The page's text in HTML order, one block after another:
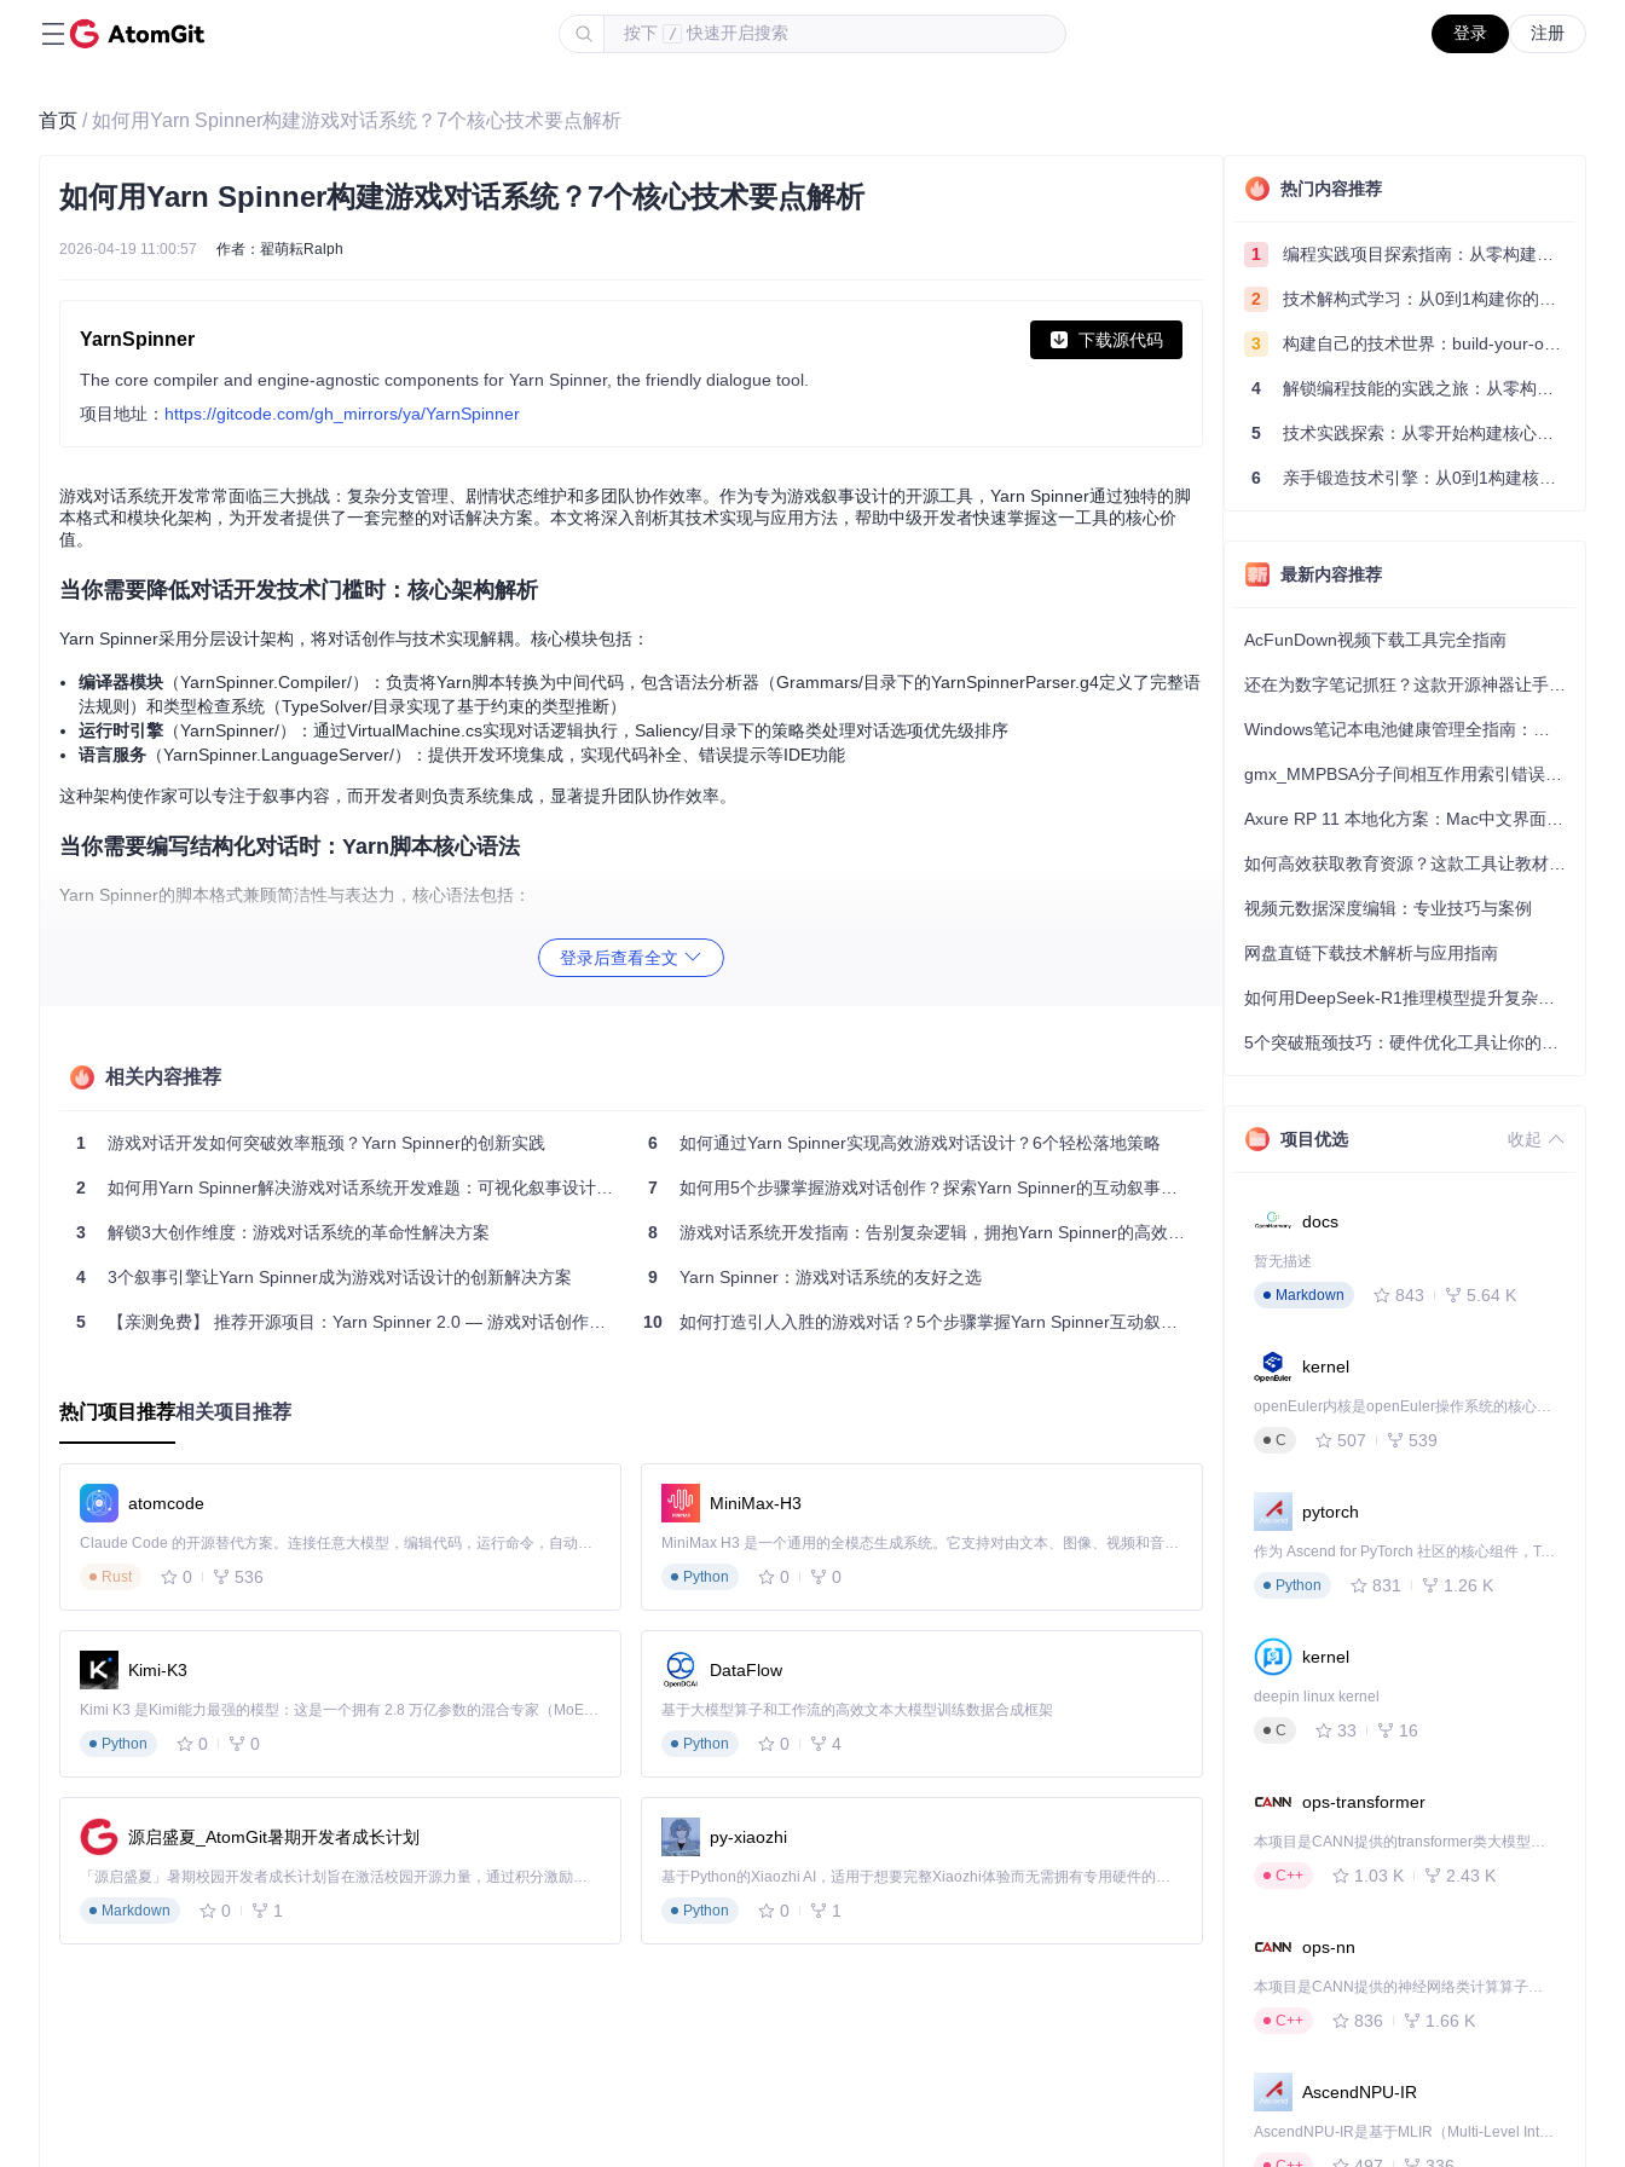
按下 / 快速开启搜索 登录 注册
首页 / 如何用Yarn Spinner构建游戏对话系统？7个核心技术要点解析
如何用Yarn Spinner构建游戏对话系统？7个核心技术要点解析
2026-04-19 11:00:57 作者：翟萌耘Ralph
YarnSpinner 下载源代码
The core compiler and engine-agnostic components for Yarn Spinner, the friendly dialogue tool.
项目地址： https://gitcode.com/gh_mirrors/ya/YarnSpinner
游戏对话系统开发常常面临三大挑战：复杂分支管理、剧情状态维护和多团队协作效率。作为专为游戏叙事设计的开源工具，Yarn Spinner通过独特的脚
本格式和模块化架构，为开发者提供了一套完整的对话解决方案。本文将深入剖析其技术实现与应用方法，帮助中级开发者快速掌握这一工具的核心价
值。
当你需要降低对话开发技术门槛时：核心架构解析
Yarn Spinner采用分层设计架构，将对话创作与技术实现解耦。核心模块包括：
编译器模块 （YarnSpinner.Compiler/）：负责将Yarn脚本转换为中间代码，包含语法分析器（Grammars/目录下的YarnSpinnerParser.g4定义了完整语
法规则）和类型检查系统（TypeSolver/目录实现了基于约束的类型推断）
运行时引擎 （YarnSpinner/）：通过VirtualMachine.cs实现对话逻辑执行，Saliency/目录下的策略类处理对话选项优先级排序
语言服务 （YarnSpinner.LanguageServer/）：提供开发环境集成，实现代码补全、错误提示等IDE功能
这种架构使作家可以专注于叙事内容，而开发者则负责系统集成，显著提升团队协作效率。
当你需要编写结构化对话时：Yarn脚本核心语法
Yarn Spinner的脚本格式兼顾简洁性与表达力，核心语法包括：
-> 退出游戏
// 条件分支示例
---
{playerName}, 你准备好开始旅程了吗？
  你的剑闪闪发光，看来已经做好准备。
  你最好先找件武器。
脚本通过title定义对话节点，使用->标记选项分支，通过<<if>>等指令实现条件逻辑。这种结构化格式使复杂对话树变得可视化，便于维护。
当你需要处理动态对话内容时：变量系统与类型检查
自动类型推断与检查
变量作用域管理
游戏状态持久化
表达式求值
编译器会在编译阶段（通过TypeCheckerListener.cs）捕获类型错误，避免运行时异常。例如，当尝试将字符串与数字相加时，会触发明确的编译错误。
当你需要实现复杂对话流程时：高级特性应用
针对复杂叙事需求，Yarn Spinner提供多种高级功能：
节点组与跳转系统
登录后查看全文
相关内容推荐
1 游戏对话开发如何突破效率瓶颈？Yarn Spinner的创新实践
2 如何用Yarn Spinner解决游戏对话系统开发难题：可视化叙事设计指南
3 解锁3大创作维度：游戏对话系统的革命性解决方案
4 3个叙事引擎让Yarn Spinner成为游戏对话设计的创新解决方案
5 【亲测免费】 推荐开源项目：Yarn Spinner 2.0 — 游戏对话创作的友好工具
6 如何通过Yarn Spinner实现高效游戏对话设计？6个轻松落地策略
7 如何用5个步骤掌握游戏对话创作？探索Yarn Spinner的互动叙事魔力
8 游戏对话系统开发指南：告别复杂逻辑，拥抱Yarn Spinner的高效解决方案
9 Yarn Spinner：游戏对话系统的友好之选
10 如何打造引人入胜的游戏对话？5个步骤掌握Yarn Spinner互动叙事工具
热门项目推荐相关项目推荐
atomcode
Claude Code 的开源替代方案。连接任意大模型，编辑代码，运行命令，自动验证 — 全自动执行。用 Rust 构建，极致性能。 ｜ An open-source alternative to Claude Code. Connect any LLM, edit code, run commands, and verify changes — autonomously. Built in Rust for speed. Get Started
Rust
0 536
MiniMax-H3
MiniMax H3 是一个通用的全模态生成系统。它支持对由文本、图像、视频和音频组成的多模态上下文进行统一理解，并能生成分辨率高达 2K、时长可达 15 秒的带原生立体声音频的视频。得益于面向任务泛化的系统设计，H3 在预训练阶段就已具备广泛的多模态上下文理解与生成能力，能够出色地执行复杂的多模态指令。
Python
0 0
Kimi-K3
Kimi K3 是Kimi能力最强的模型：这是一个拥有 2.8 万亿参数的混合专家（MoE）模型，具备原生视觉理解能力，并支持 100 万 token 的上下文窗口。
Python
0 0
DataFlow
基于大模型算子和工作流的高效文本大模型训练数据合成框架
Python
0 4
源启盛夏_AtomGit暑期开发者成长计划
「源启盛夏」暑期校园开发者成长计划旨在激活校园开源力量，通过积分激励、认证扶持、资源倾斜等形式，引导高校组织和开发者完成「入驻 — 建项目 — 做贡献 — 获认证 — 得资源」的完整闭环。无论你是想带领社团入驻平台的组织者，还是希望用代码贡献证明自己的开发者，都能在这里找到属于你的成长路径。
Markdown
0 1
py-xiaozhi
基于Python的Xiaozhi AI，适用于想要完整Xiaozhi体验而无需拥有专用硬件的用户。
Python
0 1
热门内容推荐
1 编程实践项目探索指南：从零构建技术能力体系
2 技术解构式学习：从0到1构建你的编程知识体系
3 构建自己的技术世界：build-your-own-x项目的实践探索指南
4 解锁编程技能的实践之旅：从零构建你的技术世界
5 技术实践探索：从零开始构建核心系统的实践指南
6 亲手锻造技术引擎：从0到1构建核心系统的实践指南
最新内容推荐
AcFunDown视频下载工具完全指南
视频元数据深度编辑：专业技巧与案例
网盘直链下载技术解析与应用指南
项目优选 收起
docs
暂无描述
Markdown
843 5.64 K
kernel
openEuler内核是openEuler操作系统的核心，既是系统性能与稳定性的基石，也是连接处理器、设备与服务的桥梁。
C
507 539
pytorch
作为 Ascend for PyTorch 社区的核心组件，TorchNPU 是昇腾专为 PyTorch 打造的深度学习适配插件，使 PyTorch 框架能够直接调用昇腾 NPU，为开发者提供昇腾 AI 处理器的超强算力。
Python
831 1.26 K
kernel
deepin linux kernel
C
33 16
ops-transformer
本项目是CANN提供的transformer类大模型算子库，实现网络在NPU上加速计算。
C++
1.03 K 2.43 K
ops-nn
本项目是CANN提供的神经网络类计算算子库，实现网络在NPU上加速计算。
C++
836 1.66 K
AscendNPU-IR
AscendNPU-IR是基于MLIR（Multi-Level Intermediate Representation）构建的，面向昇腾亲和算子编译时使用的中间表示，提供昇腾完备表达能力，通过编译优化提升昇腾AI处理器计算效率，支持通过生态框架使能昇腾AI处理器与深度调优